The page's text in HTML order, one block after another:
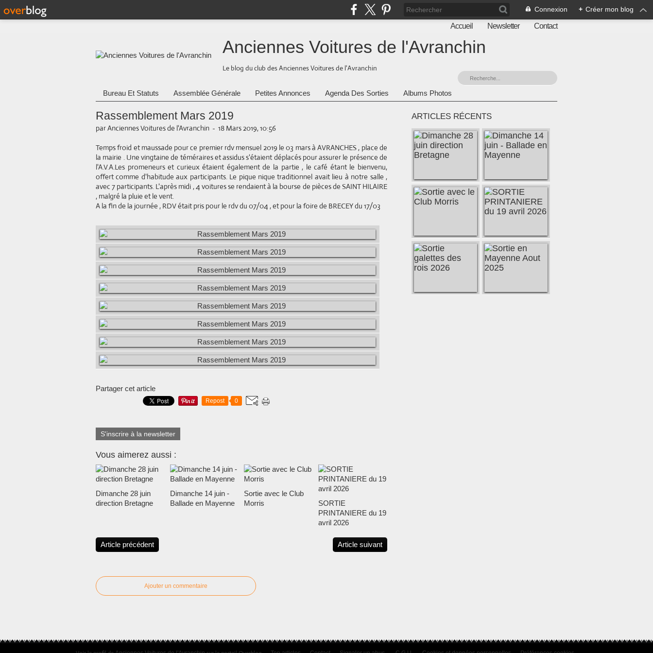
Connexion + Créer mon blog
Accueil Newsletter Contact
Anciennes Voitures de l'Avranchin
Le blog du club des Anciennes Voitures de l'Avranchin
Bureau Et Statuts Assemblée Générale Petites Annonces Agenda Des Sorties Albums Photos
Rassemblement Mars 2019
par Anciennes Voitures de l'Avranchin - 18 Mars 2019, 10:56
Temps froid et maussade pour ce premier rdv mensuel 2019 le 03 mars à AVRANCHES , place de
la mairie . Une vingtaine de téméraires et assidus s'étaient déplacés pour assurer le présence de
l'A.V.A.Les promeneurs et curieux étaient également de la partie , le café étant le bienvenu,
offert comme d'habitude aux participants. Le pique nique traditionnel avait lieu à notre salle ,
avec 7 participants. L'après midi , 4 voitures se rendaient à la bourse de pièces de SAINT HILAIRE
, malgré la pluie et le vent.
A la fin de la journée , RDV était pris pour le rdv du 07/04 , et pour la foire de BRECEY du 17/03
Partager cet article
Repost 0
S'inscrire à la newsletter
Vous aimerez aussi :
Dimanche 28 juin
direction Bretagne
Dimanche 14 juin -
Ballade en Mayenne
Sortie avec le Club
Morris
SORTIE
PRINTANIERE du 19
avril 2026
Article précédent Article suivant
Ajouter un commentaire
ARTICLES RÉCENTS